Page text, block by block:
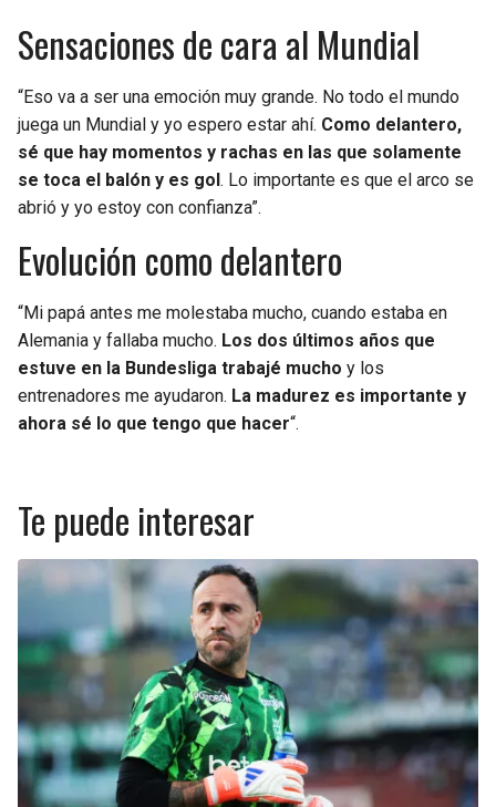
Sensaciones de cara al Mundial
“Eso va a ser una emoción muy grande. No todo el mundo
juega un Mundial y yo espero estar ahí. Como delantero,
sé que hay momentos y rachas en las que solamente
se toca el balón y es gol . Lo importante es que el arco se
abrió y yo estoy con confianza”.
Evolución como delantero
“Mi papá antes me molestaba mucho, cuando estaba en
Alemania y fallaba mucho. Los dos últimos años que
estuve en la Bundesliga trabajé mucho y los
entrenadores me ayudaron. La madurez es importante y
ahora sé lo que tengo que hacer“.
Te puede interesar